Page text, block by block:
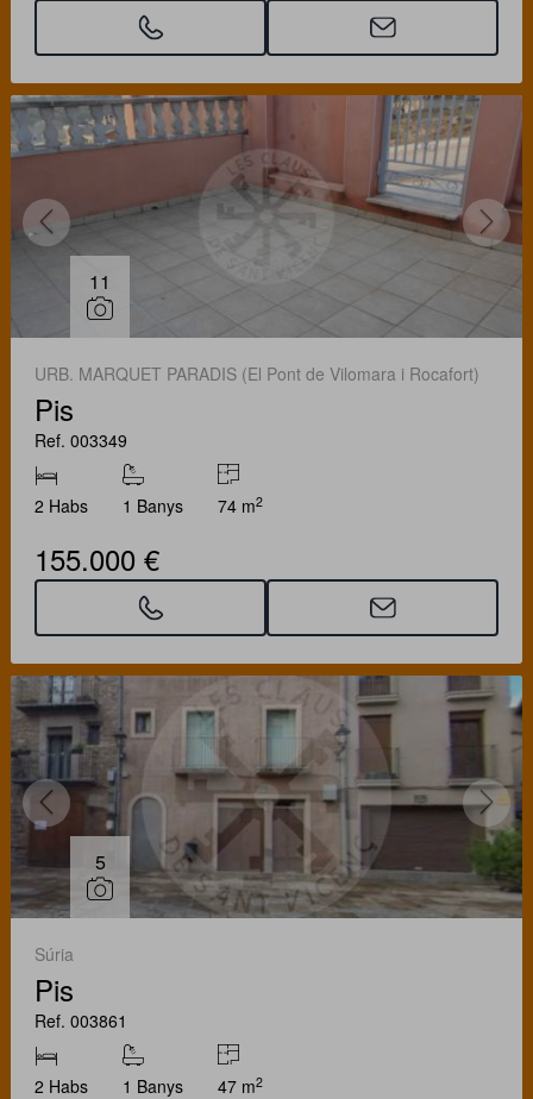
11
URB. MARQUET PARADIS (El Pont de Vilomara i Rocafort)
Pis
Ref. 003349
2 Habs 1 Banys 74 m2
155.000 €
5
Súria
Pis
Ref. 003861
2 Habs 1 Banys 47 m2